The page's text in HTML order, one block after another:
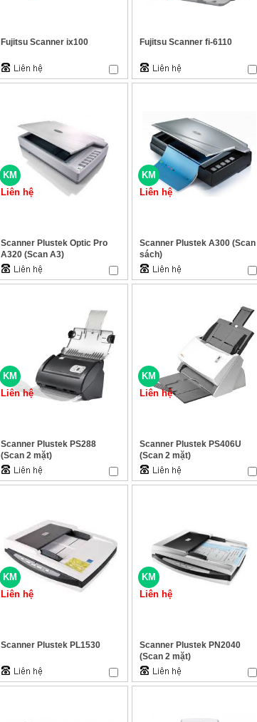
Fujitsu Scanner ix100 Fujitsu Scanner fi-6110
KM
Liên hệ
Scanner Plustek Optic Pro
A320 (Scan A3)
KM
Liên hệ
Scanner Plustek A300 (Scan
sách)
KM
Liên hệ
Scanner Plustek PS288
(Scan 2 mặt)
KM
Liên hệ
Scanner Plustek PS406U
(Scan 2 mặt)
KM
Liên hệ
Scanner Plustek PL1530
KM
Liên hệ
Scanner Plustek PN2040
(Scan 2 mặt)